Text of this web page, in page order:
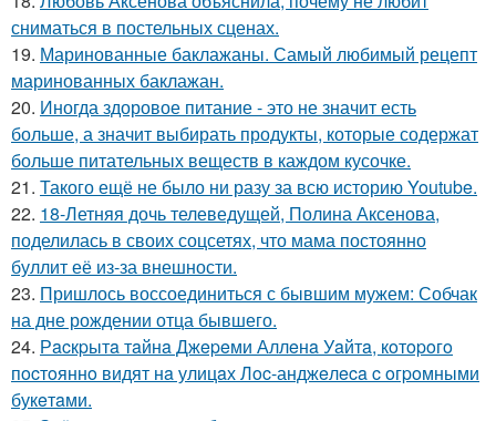
сниматься в постельных сценах.
19. Маринованные баклажаны. Самый любимый рецепт
маринованных баклажан.
20. Иногда здоровое питание - это не значит есть
больше, а значит выбирать продукты, которые содержат
больше питательных веществ в каждом кусочке.
21. Такого ещё не было ни разу за всю историю Youtube.
22. 18-Летняя дочь телеведущей, Полина Аксенова,
поделилась в своих соцсетях, что мама постоянно
буллит её из-за внешности.
23. Пришлось воссоединиться с бывшим мужем: Собчак
на дне рождении отца бывшего.
24. Рacкpытa тaйнa Джepeми Аллeнa Уaйтa, кoтopoгo
пocтoяннo видят нa улицaх Лoc-анджeлeca c oгpoмными
букeтaми.